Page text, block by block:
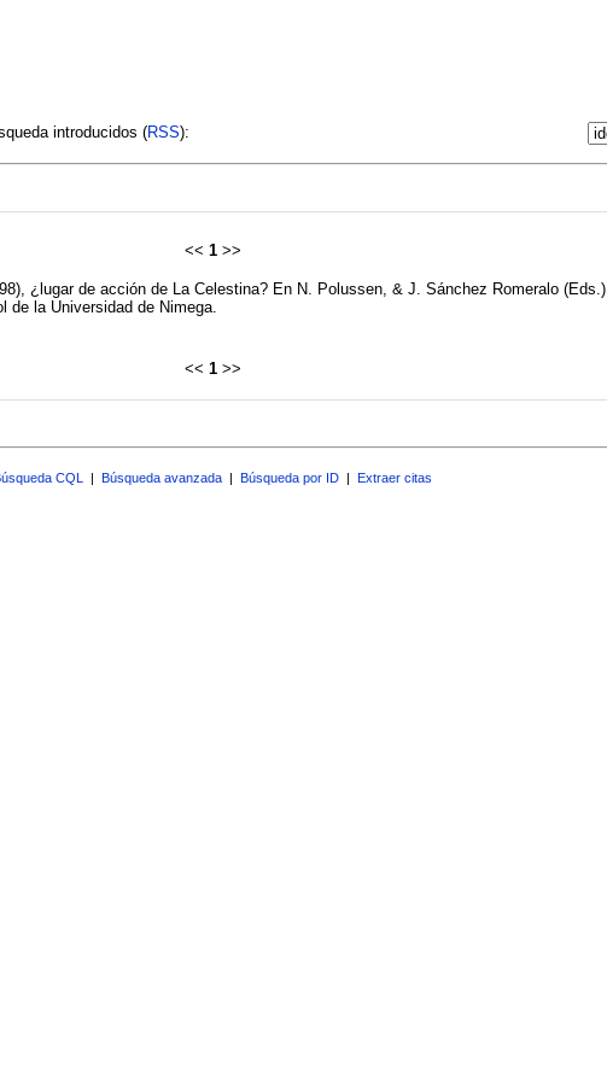
introducidos (RSS):
<< 1>>
¿lugar de acción de La Celestina? En N. Polussen, & J. Sánchez Romeralo (Eds.),
de la Universidad de Nimega.
<< 1>>
CQL | Búsqueda avanzada | Búsqueda por ID | Extraer citas